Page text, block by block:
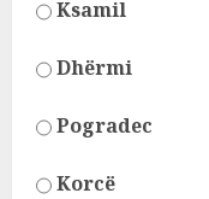
Ksamil
Dhërmi
Pogradec
Korcë